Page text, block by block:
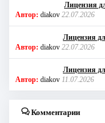
Лицензия
Автор: diakov 22.07.2026
Лицензия
Автор: diakov 22.07.2026
Лицензия
Автор: diakov 11.07.2026
Комментарии